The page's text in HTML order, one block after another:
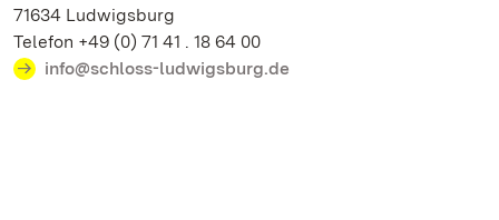
71634 Ludwigsburg
Telefon +49 (0) 71 41 . 18 64 00
info@schloss-ludwigsburg.de